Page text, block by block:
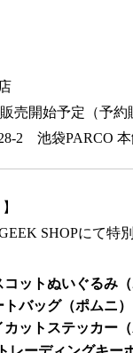
売開始予定（予
2 池袋PARCO
SHOPにて特
ットぬいぐるみ（
バッグ（ポムニ）
ットステッカー（